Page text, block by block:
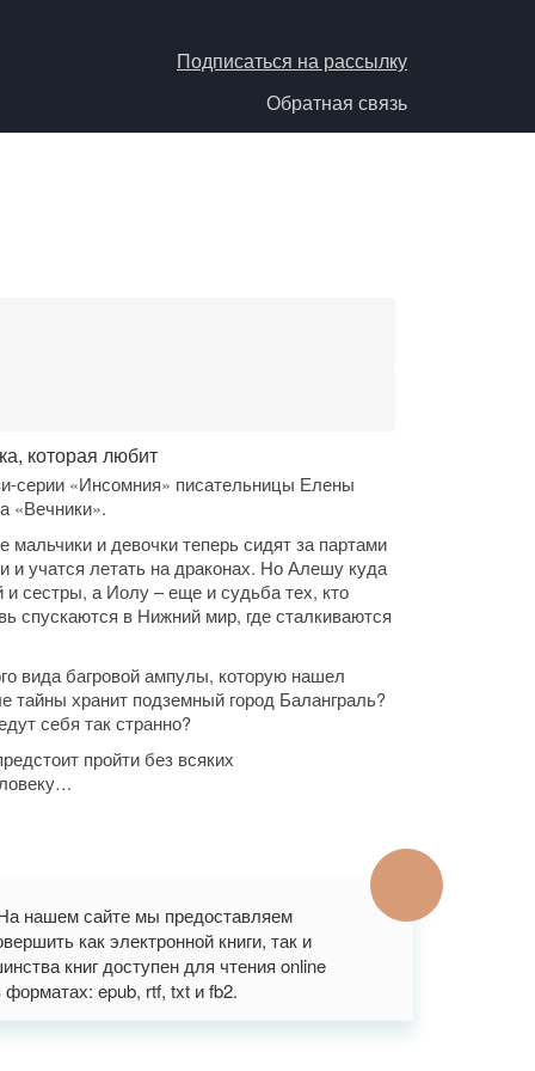
Подписаться на рассылку
Обратная связь
которая любит
серии «Инсомния» писательницы Елены
«Вечники».
и девочки теперь сидят за партами
учатся летать на драконах. Но Алешу куда
сестры, а Иолу – еще и судьба тех, кто
спускаются в Нижний мир, где сталкиваются
вида багровой ампулы, которую нашел
тайны хранит подземный город Баланграль?
себя так странно?
пройти без всяких
нашем сайте мы предоставляем
как электронной книги, так и
книг доступен для чтения online
форматах: epub, rtf, txt и fb2.